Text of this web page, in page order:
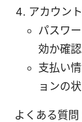
アカウン
パスワ
効か確認
支払い
ョンの
よくある質問